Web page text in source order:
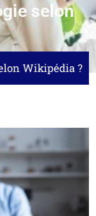
selon
Wikipédia ?